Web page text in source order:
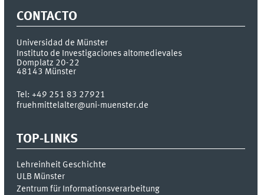
CONTACTO
Universidad de Münster
Instituto de Investigaciones altomedievales
Domplatz 20-22
48143 Münster
Tel:+49 251 83 27921
fruehmittelalter@uni-muenster.de
TOP-LINKS
Lehreinheit Geschichte
ULB Münster
Zentrum für Informationsverarbeitung